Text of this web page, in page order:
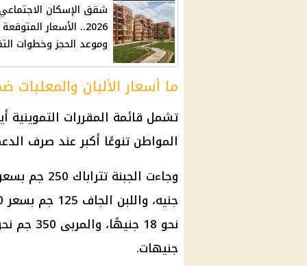
شقق الإسكان
2026.. الأسعار المتوقعة
وموعد الحجز وخطوات
ما أسعار الألبان والمعلبات
تشمل قائمة المقررات التموينية
المواطن تنوعًا أكبر عند صرف
جنيهات.